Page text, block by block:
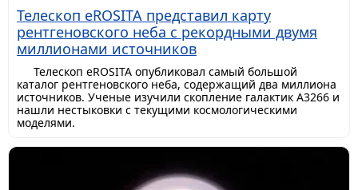
Телескоп eROSITA представил карту
рентгеновского неба с рекордными двумя
миллионами источников
Телескоп eROSITA опубликовал самый большой
каталог рентгеновского неба, содержащий два миллиона
источников. Ученые изучили скопление галактик A3266 и
нашли нестыковки с текущими космологическими
моделями.